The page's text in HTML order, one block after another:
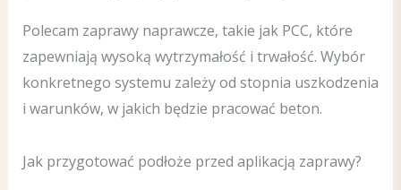
Polecam zaprawy naprawcze, takie jak PCC, które
zapewniają wysoką wytrzymałość i trwałość. Wybór
konkretnego systemu zależy od stopnia uszkodzenia
i warunków, w jakich będzie pracować beton.
Jak przygotować podłoże przed aplikacją zaprawy?